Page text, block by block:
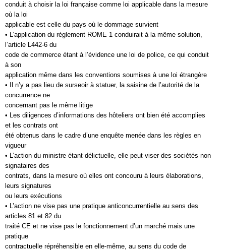
conduit à choisir la loi française comme loi applicable dans la mesure
où la loi
applicable est celle du pays où le dommage survient
• L’application du règlement ROME 1 conduirait à la même solution,
l’article L442-6 du
code de commerce étant à l’évidence une loi de police, ce qui conduit
à son
application même dans les conventions soumises à une loi étrangère
• Il n’y a pas lieu de surseoir à statuer, la saisine de l’autorité de la
concurrence ne
concernant pas le même litige
• Les diligences d’informations des hôteliers ont bien été accomplies
et les contrats ont
été obtenus dans le cadre d’une enquête menée dans les règles en
vigueur
• L’action du ministre étant délictuelle, elle peut viser des sociétés non
signataires des
contrats, dans la mesure où elles ont concouru à leurs élaborations,
leurs signatures
ou leurs exécutions
• L’action ne vise pas une pratique anticoncurrentielle au sens des
articles 81 et 82 du
traité CE et ne vise pas le fonctionnement d’un marché mais une
pratique
contractuelle répréhensible en elle-même, au sens du code de